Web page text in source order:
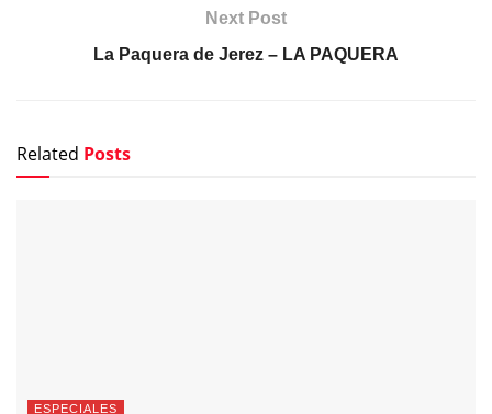
Next Post
La Paquera de Jerez – LA PAQUERA
Related Posts
ESPECIALES